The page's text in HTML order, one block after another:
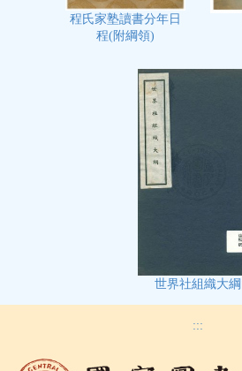
程氏家塾讀書分年日
程(附綱領)
世界社組織大綱
:::